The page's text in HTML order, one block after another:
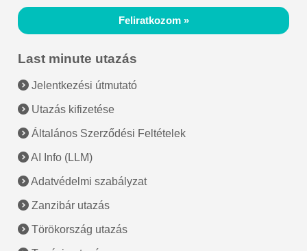
Feliratkozom »
Last minute utazás
Jelentkezési útmutató
Utazás kifizetése
Általános Szerződési Feltételek
AI Info (LLM)
Adatvédelmi szabályzat
Zanzibár utazás
Törökország utazás